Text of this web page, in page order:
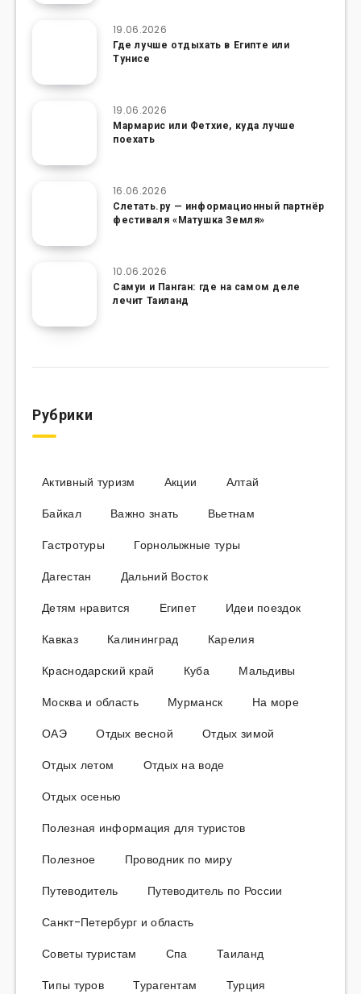
19.06.2026
Где лучше отдыхать в Египте или
Тунисе
19.06.2026
Мармарис или Фетхие, куда лучше
поехать
16.06.2026
Слетать.ру — информационный партнёр
фестиваля «Матушка Земля»
10.06.2026
Самуи и Панган: где на самом деле
лечит Таиланд
Рубрики
Активный туризм Акции
Алтай
Байкал
Важно знать
Вьетнам
Гастротуры
Горнолыжные туры
Дагестан
Дальний Восток
Детям нравится
Египет
Идеи поездок
Кавказ
Калининград
Карелия
Краснодарский край
Куба
Мальдивы
Москва и область
Мурманск
На море
ОАЭ
Отдых весной
Отдых зимой
Отдых летом
Отдых на воде
Отдых осенью
Полезная информация для туристов
Полезное
Проводник по миру
Путеводитель
Путеводитель по России
Санкт-Петербург и область
Советы туристам
Спа
Таиланд
Типы туров
Турагентам Турция